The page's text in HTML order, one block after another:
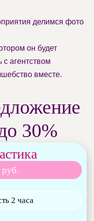
делимся фото
он будет
агентством
вместе.
30%
2 часа